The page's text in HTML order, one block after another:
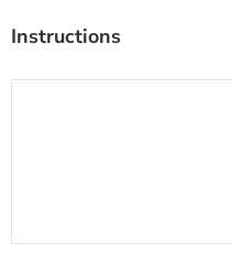
Instructions